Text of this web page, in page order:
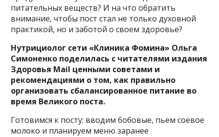
питательных веществ? И на что обратить
внимание, чтобы пост стал не только духовной
практикой, но и заботой о своем здоровье?
Нутрициолог сети «Клиника Фомина» Ольга
Симоненко поделилась с читателями издания
Здоровья Mail ценными советами и
рекомендациями о том, как правильно
организовать сбалансированное питание во
время Великого поста.
Готовимся к посту: вводим бобовые, пьем соевое
молоко и планируем меню заранее